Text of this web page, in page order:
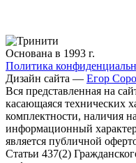
Основана в 1993 г.
Политика
Дизайн сайта — Егор
Вся представленная на
касающаяся технических
комплектности, наличия
информационный
является публичной
Статьи 437(2)